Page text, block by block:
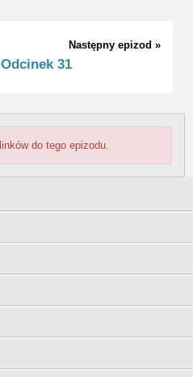
Następny epizod »
31
do tego epizodu.